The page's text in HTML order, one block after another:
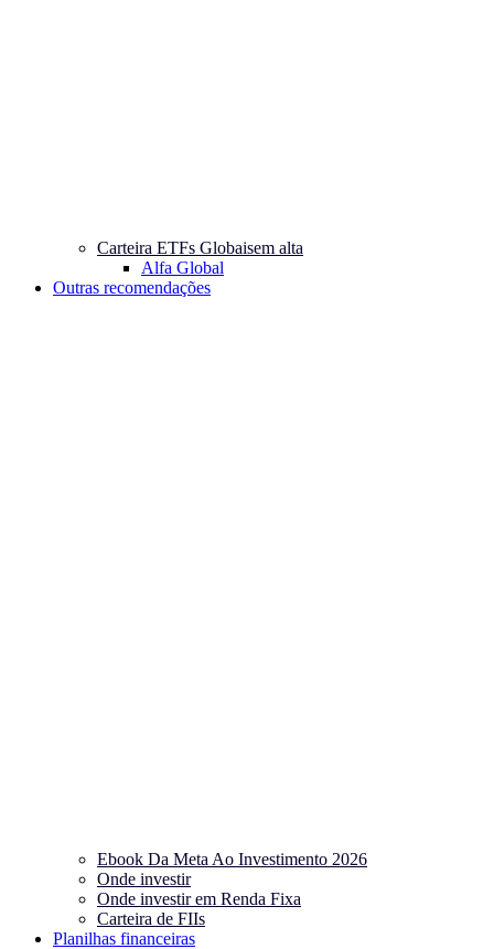
Carteira ETFs Globaisem alta
Alfa Global
Outras recomendações
Ebook Da Meta Ao Investimento 2026
Onde investir
Onde investir em Renda Fixa
Carteira de FIIs
Planilhas financeiras